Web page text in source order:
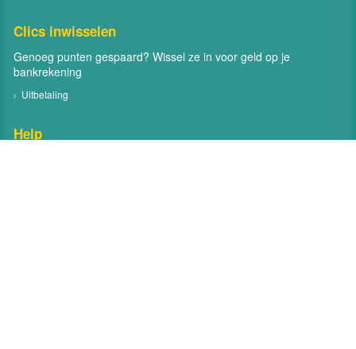
Clics inwisselen
Genoeg punten gespaard? Wissel ze in voor geld op je
bankrekening
Uitbetaling
Help